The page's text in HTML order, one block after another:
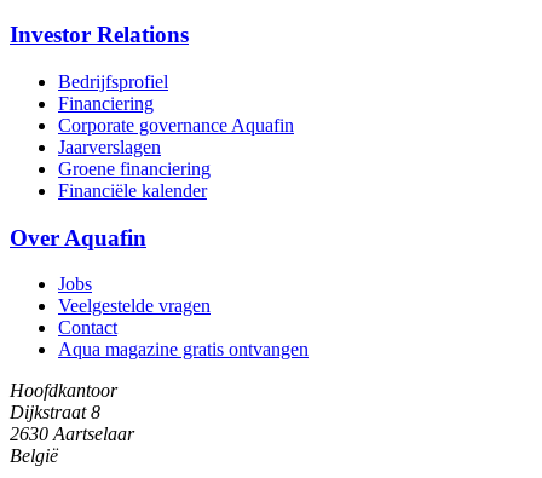
Investor Relations
Bedrijfsprofiel
Financiering
Corporate governance Aquafin
Jaarverslagen
Groene financiering
Financiële kalender
Over Aquafin
Jobs
Veelgestelde vragen
Contact
Aqua magazine gratis ontvangen
Hoofdkantoor
Dijkstraat 8
2630 Aartselaar
België